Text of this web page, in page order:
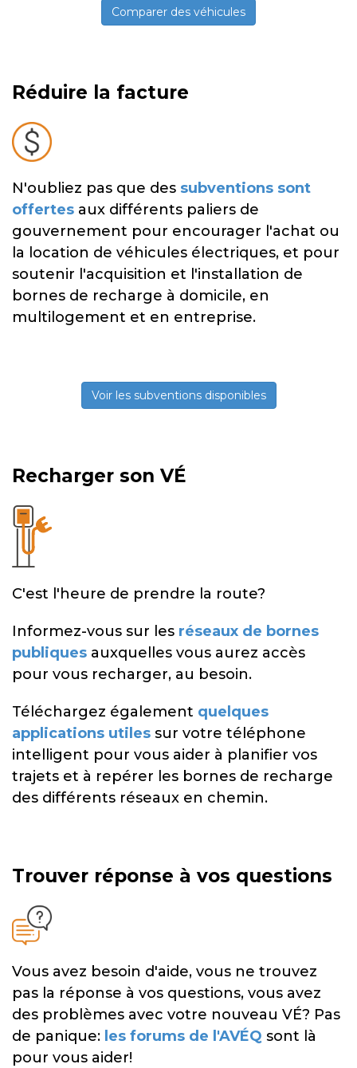
Comparer des véhicules
Réduire la facture
N'oubliez pas que des subventions sont
offertes aux différents paliers de
gouvernement pour encourager l'achat ou
la location de véhicules électriques, et pour
soutenir l'acquisition et l'installation de
bornes de recharge à domicile, en
multilogement et en entreprise.
Voir les subventions disponibles
Recharger son VÉ
C'est l'heure de prendre la route?
Informez-vous sur les réseaux de bornes
publiques auxquelles vous aurez accès
pour vous recharger, au besoin.
Téléchargez également quelques
applications utiles sur votre téléphone
intelligent pour vous aider à planifier vos
trajets et à repérer les bornes de recharge
des différents réseaux en chemin.
Trouver réponse à vos questions
Vous avez besoin d'aide, vous ne trouvez
pas la réponse à vos questions, vous avez
des problèmes avec votre nouveau VÉ? Pas
de panique: les forums de l'AVÉQ sont là
pour vous aider!